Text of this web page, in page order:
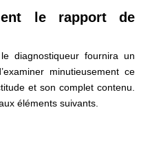
le rapport de
diagnostiqueur fournira un
minutieusement ce
et son complet contenu.
éléments suivants.